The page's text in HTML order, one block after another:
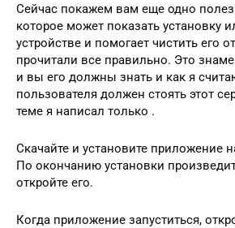
Сейчас покажем вам еще одно
которое может показать установку
устройстве и помогает чистить его
прочитали все правильно. Это
и вы его должны знать и как я
пользователя должен стоять этот
теме я написал только .
Скачайте и установите приложение
По окончанию установки
откройте его.
Когда приложение запуститься,